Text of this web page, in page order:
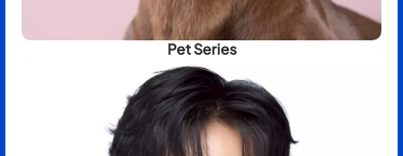
Pet Series